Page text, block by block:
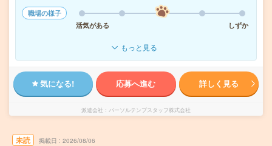
職場の様子
活気がある
しずか
もっと見る
気になる! 応募へ進む 詳しく見る
派遣会社 パーソルテンプスタッフ株式会社
未読 掲載日 2026/08/06